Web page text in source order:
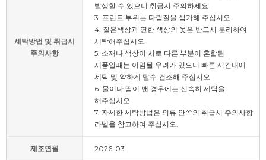
세탁방법 및 취급시
주의사항
발생할 수 있으니 취급시 주의하세요.
3. 프린트 부위는 다림질을 삼가해 주십시오.
4. 짙은색상과 연한 색상의 옷은 반드시 분리하여
세탁해주십시오.
5. 소재나 색상이 서로 다른 부분이 혼합된
제품일때는 이염될 우려가 있으니 빠른 시간내에
세탁 및 약하게 탈수 건조해 주십시오.
6. 물이나 땀이 밴 경우에는 신속히 세탁을
해주십시오.
7. 자세한 세탁방법은 의류 안쪽의 취급시 주의사항
라벨을 참고하여 주십시오.
제조연월 2026-03